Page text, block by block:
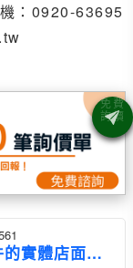
：0920-63695
實體店面上